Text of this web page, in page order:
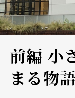
前編 小
まる物語